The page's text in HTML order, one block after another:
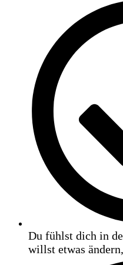
Du fühlst dich in
willst etwas